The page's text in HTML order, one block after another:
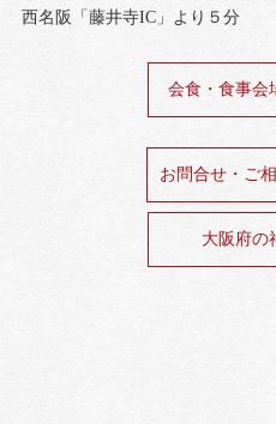
西名阪「藤井寺IC」より５分
会食・食事会
お問合せ・ご
大阪府の